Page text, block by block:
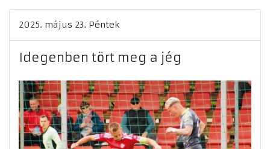
2025. május 23. Péntek
Idegenben tört meg a jég